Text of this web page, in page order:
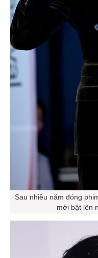
Sau nhiều năm đóng
mới bật lên